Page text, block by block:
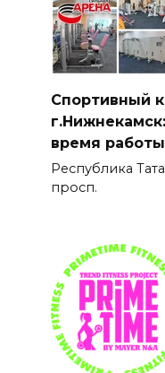
Спортивный
время работы
Республика
просп.